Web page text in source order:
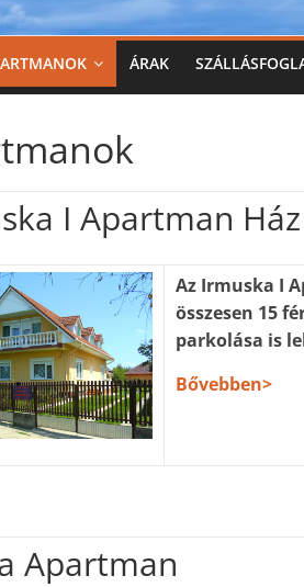
ÁRAK
I Apartman Ház
Az Irmuska I
összesen 15
parkolása is
Bővebben>
Apartman